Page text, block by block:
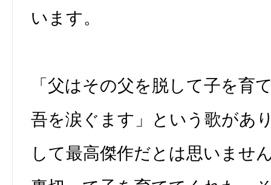
います。
「父はその父を脱して子を育
吾を涙ぐます」という歌があ
して最高傑作だとは思いませ